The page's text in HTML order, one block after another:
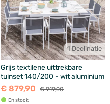
1 Declinatie
Grijs textilene uittrekbare
tuinset 140/200 - wit aluminium
€ 879,90 € 919,90
En stock